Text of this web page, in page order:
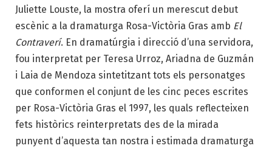
Juliette Louste, la mostra oferí un merescut debut
escènic a la dramaturga Rosa-Victòria Gras amb El
Contraverí. En dramatúrgia i direcció d’una servidora,
fou interpretat per Teresa Urroz, Ariadna de Guzmán
i Laia de Mendoza sintetitzant tots els personatges
que conformen el conjunt de les cinc peces escrites
per Rosa-Victòria Gras el 1997, les quals reflecteixen
fets històrics reinterpretats des de la mirada
punyent d’aquesta tan nostra i estimada dramaturga